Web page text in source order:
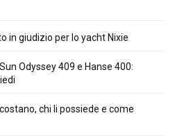
in giudizio per lo yacht Nixie
Odyssey 409 e Hanse 400:
chi li possiede e come